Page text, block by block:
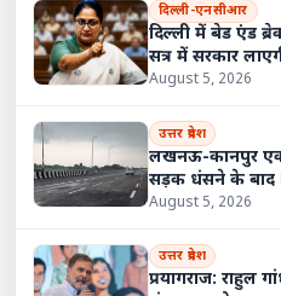
दिल्ली-एनसीआर
दिल्ली में बेड एंड
सत्र में सरकार
August 5, 2026
उत्तर प्रदेश
लखनऊ-कानपुर
सड़क धंसने के बाद
August 5, 2026
उत्तर प्रदेश
प्रयागराज: राहुल